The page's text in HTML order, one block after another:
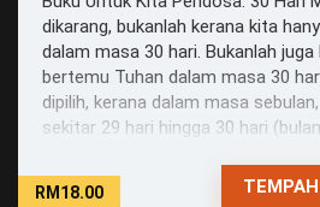
dikarang, bukanlah kerana kita
dalam masa 30 hari. Bukanlah
bertemu Tuhan dalam masa 30
dipilih, kerana dalam masa
sekitar 29 hari hingga 30 hari (bulan
RM18.00